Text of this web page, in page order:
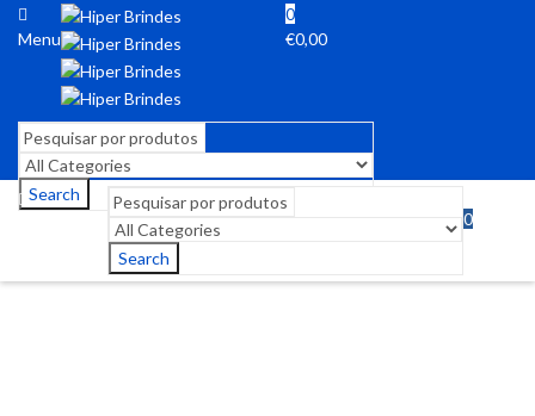
Menu
0
€0,00
Search
Search
0